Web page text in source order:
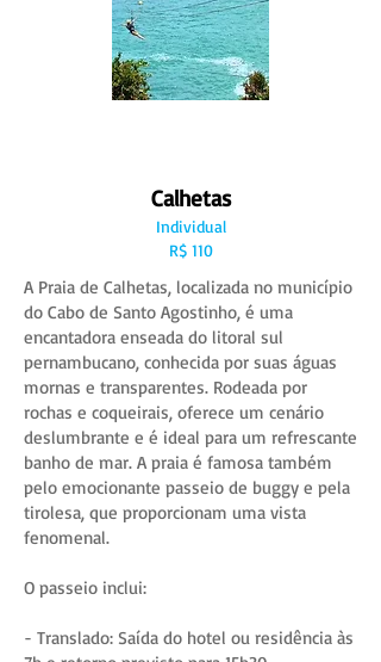
Calhetas
Individual
R$ 110
A Praia de Calhetas, localizada no município
do Cabo de Santo Agostinho, é uma
encantadora enseada do litoral sul
pernambucano, conhecida por suas águas
mornas e transparentes. Rodeada por
rochas e coqueirais, oferece um cenário
deslumbrante e é ideal para um refrescante
banho de mar. A praia é famosa também
pelo emocionante passeio de buggy e pela
tirolesa, que proporcionam uma vista
fenomenal.
O passeio inclui:
- Translado: Saída do hotel ou residência às